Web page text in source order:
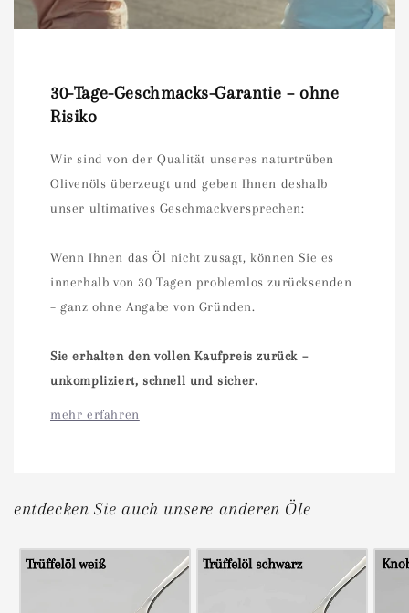
30-Tage-Geschmacks-Garantie – ohne
Risiko
Wir sind von der Qualität unseres naturtrüben
Olivenöls überzeugt und geben Ihnen deshalb
unser ultimatives Geschmackversprechen:
Wenn Ihnen das Öl nicht zusagt, können Sie es
innerhalb von 30 Tagen problemlos zurücksenden
– ganz ohne Angabe von Gründen.
Sie erhalten den vollen Kaufpreis zurück –
unkompliziert, schnell und sicher.
mehr erfahren
entdecken Sie auch unsere anderen Öle